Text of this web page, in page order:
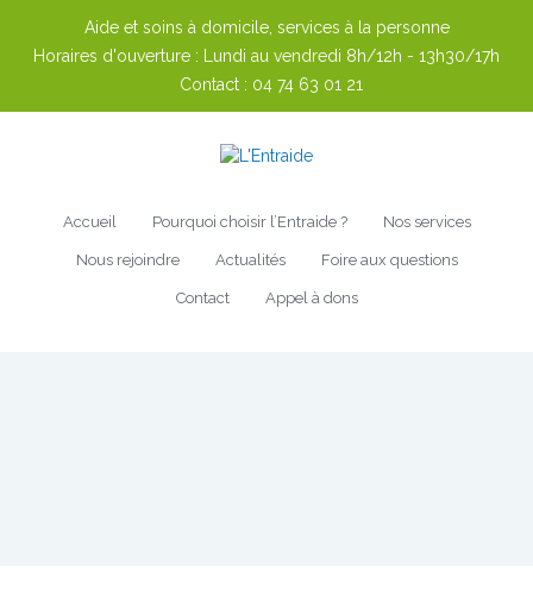
Aide et soins à domicile, services à la personne
Horaires d'ouverture :
Lundi au vendredi 8h/12h - 13h30/17h
Contact : 04 74 63 01 21
Accueil Pourquoi choisir l’Entraide ? Nos services
Nous rejoindre Actualités Foire aux questions
Contact Appel à dons